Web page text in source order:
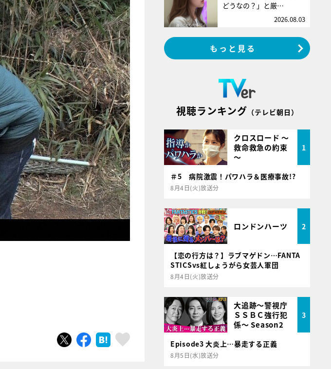
ツイートシェア はてブ
どうなの？」と厳…
2026.08.03
もっと見る
視聴ランキング （テレビ朝日）
クロスロード ～
救命救急の約束
～
1
＃5 病院激震！パワハラ＆医療事故!?
8月4日(火)放送分
ロンドンハーツ 2
【恋の行方は？】ラブマゲドン…FANTA
STICSvs紅しょうがら女芸人軍団
8月4日(火)放送分
大追跡～警視庁
ＳＳＢＣ強行犯
係～ Season2
3
Episode3 大炎上…暴走する正義
8月5日(水)放送分